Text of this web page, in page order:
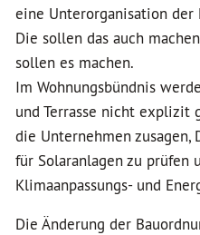
eine Unterorganisation der
Die sollen das auch
sollen es machen.
Im Wohnungsbündnis
und Terrasse nicht explizit
die Unternehmen zusagen,
für Solaranlagen zu prüfen
Klimaanpassungs- und
Die Änderung der